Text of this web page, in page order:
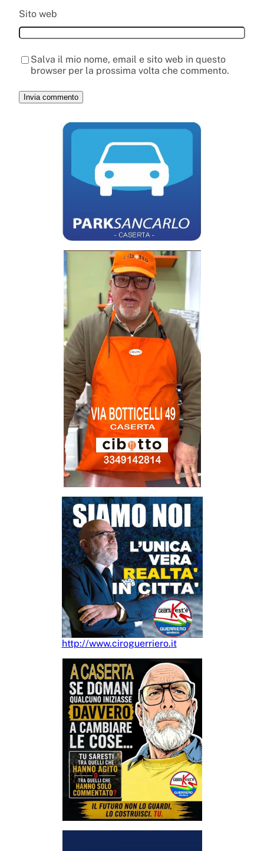
Sito web
Salva il mio nome, email e sito web in questo
browser per la prossima volta che commento.
http://www.ciroguerriero.it